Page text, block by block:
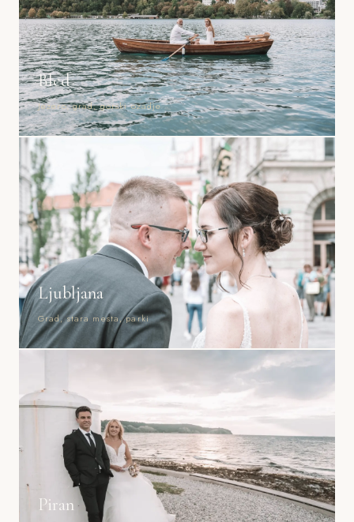
Bled
Jezero, grad, gorski ozadje
Ljubljana
Grad, stara mesta, parki
Piran